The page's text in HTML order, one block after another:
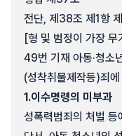
전단, 제38조 제1항
[형 및 범정이 가장
49번 기재 아동·청소
(성착취물제작등)죄
1.이수명령의 미부과
성폭력범죄의 처벌